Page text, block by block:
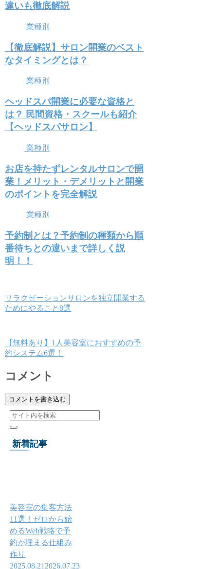
違いも徹底解説
業種別
【徹底解説】サロン開業のベスト
なタイミングとは？
業種別
ヘッドスパ開業に必要な資格と
は？ 民間資格・スクールも紹介
【ヘッドスパサロン】
業種別
お店を持たずレンタルサロンで開
業！メリット・デメリットと開業
のポイントを完全解説
業種別
予約制とは？予約制の種類から順
番待ちとの違いまで詳しく説
明！！
リラクゼーションサロンを独立開業する
ためにやること8選
【無料あり】1人美容室におすすめの予
約システム6選！
コメント
コメントを書き込む
新着記事
美容室の集客方法
11選！ゼロから始
めるWeb戦略で予
約が埋まる仕組み
作り
2025.08.21 2026.07.23